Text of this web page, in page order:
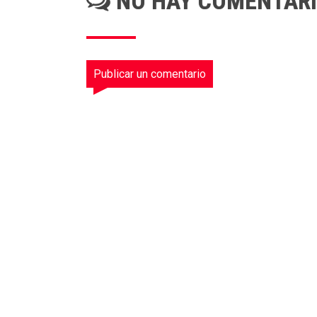
Publicar un comentario